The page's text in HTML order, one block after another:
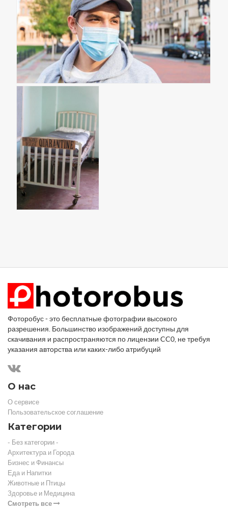
Фоторобус - это бесплатные фотографии высокого
разрешения. Большинство изображений доступны для
скачивания и распространяются по лицензии CC0, не требуя
указания авторства или каких-либо атрибуций
О нас
О сервисе
Пользовательское соглашение
Категории
- Без категории -
Архитектура и Города
Бизнес и Финансы
Еда и Напитки
Животные и Птицы
Здоровье и Медицина
Смотреть все